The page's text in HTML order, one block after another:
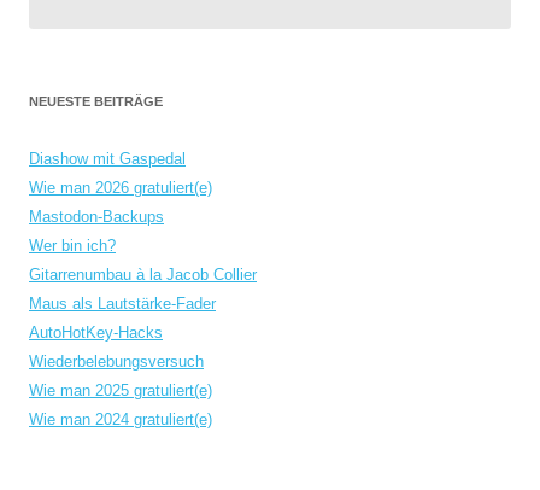
NEUESTE BEITRÄGE
Diashow mit Gaspedal
Wie man 2026 gratuliert(e)
Mastodon-Backups
Wer bin ich?
Gitarrenumbau à la Jacob Collier
Maus als Lautstärke-Fader
AutoHotKey-Hacks
Wiederbelebungsversuch
Wie man 2025 gratuliert(e)
Wie man 2024 gratuliert(e)